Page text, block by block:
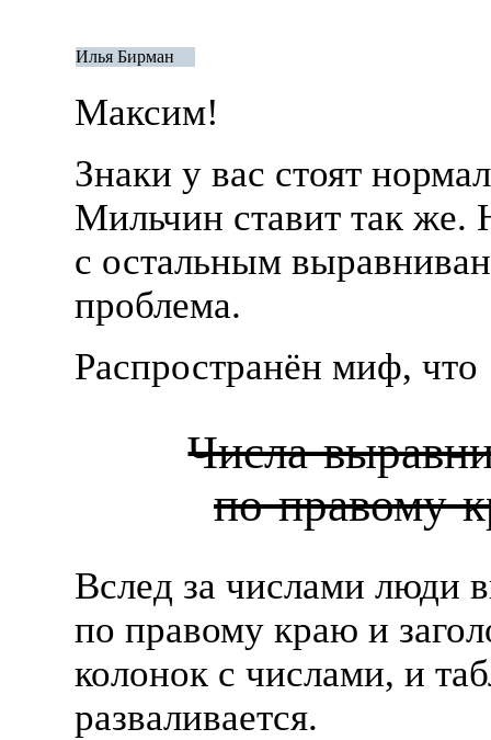
Илья Бирман
Максим!
Знаки у вас стоят
Мильчин ставит так же.
с остальным
проблема.
Распространён миф, что
Числа
по правому
Вслед за числами люди
по правому краю и
колонок с числами, и
разваливается.